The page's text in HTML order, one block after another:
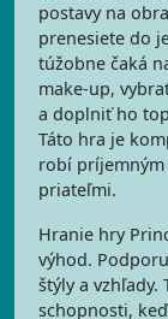
postavy na
prenesiete do
túžobne čaká
make-up,
a doplniť ho
Táto hra je
robí
priateľmi.
Hranie hry
výhod.
štýly a vzhľady.
schopnosti,